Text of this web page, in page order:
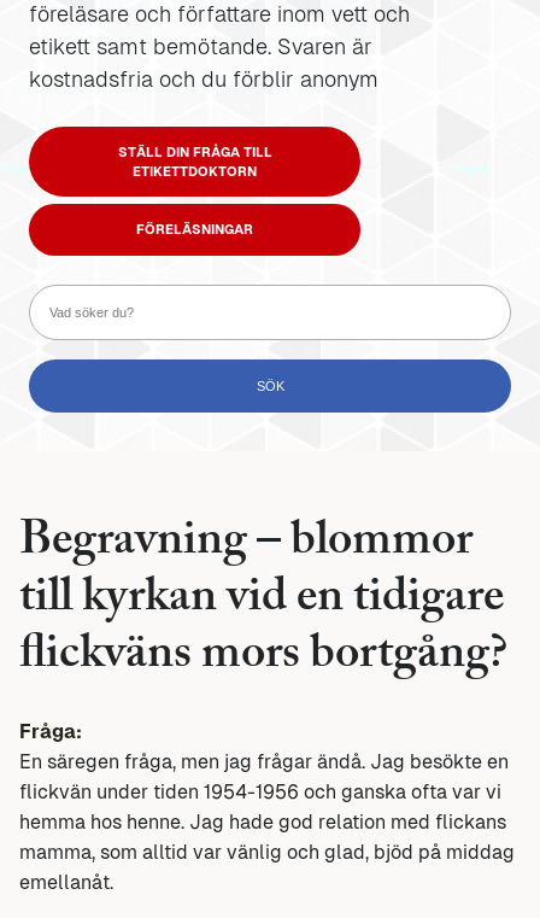
föreläsare och författare inom vett och
etikett samt bemötande. Svaren är
kostnadsfria och du förblir anonym
STÄLL DIN FRÅGA TILL
ETIKETTDOKTORN
FÖRELÄSNINGAR
Begravning – blommor
till kyrkan vid en tidigare
flickväns mors bortgång?
Fråga:
En säregen fråga, men jag frågar ändå. Jag besökte en
flickvän under tiden 1954-1956 och ganska ofta var vi
hemma hos henne. Jag hade god relation med flickans
mamma, som alltid var vänlig och glad, bjöd på middag
emellanåt.